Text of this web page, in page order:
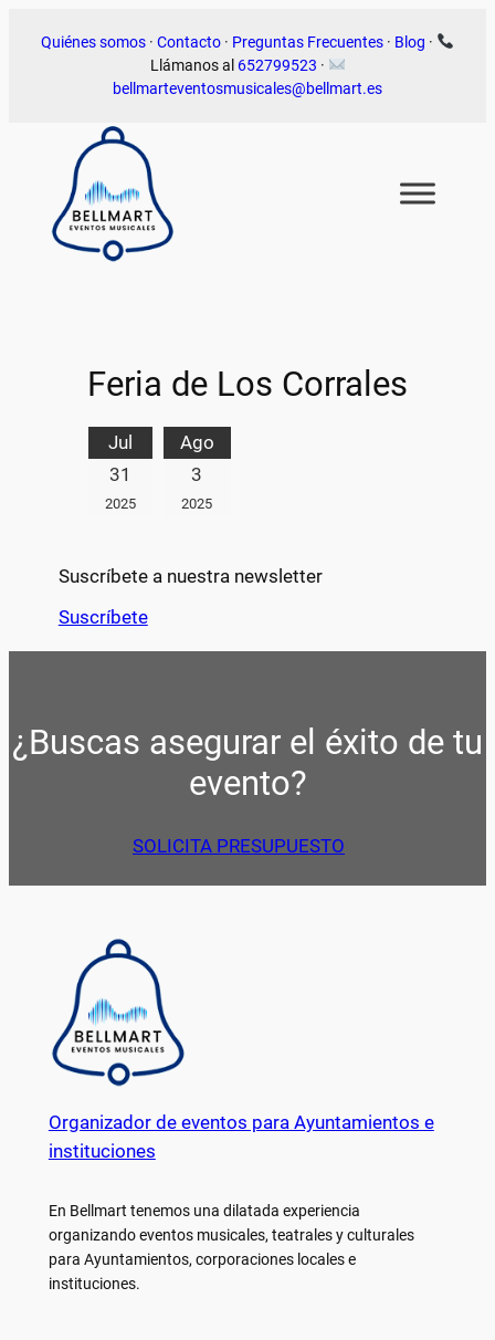
Quiénes somos ·Contacto · Preguntas Frecuentes · Blog ·
Llámanos al 652799523 ·
bellmarteventosmusicales@bellmart.es
Feria de Los Corrales
Jul
31
2025
Ago
3
2025
Suscríbete a nuestra newsletter
Suscríbete
¿Buscas asegurar el éxito de tu
evento?
SOLICITA PRESUPUESTO
Organizador de eventos para Ayuntamientos e
instituciones
En Bellmart tenemos una dilatada experiencia
organizando eventos musicales, teatrales y culturales
para Ayuntamientos, corporaciones locales e
instituciones.